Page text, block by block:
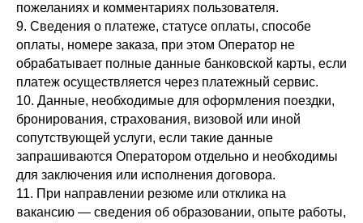
пожеланиях и комментариях пользователя.
9. Сведения о платеже, статусе оплаты, способе
оплаты, номере заказа, при этом Оператор не
обрабатывает полные данные банковской карты, если
платеж осуществляется через платежный сервис.
10. Данные, необходимые для оформления поездки,
бронирования, страхования, визовой или иной
сопутствующей услуги, если такие данные
запрашиваются Оператором отдельно и необходимы
для заключения или исполнения договора.
11. При направлении резюме или отклика на
вакансию — сведения об образовании, опыте работы,